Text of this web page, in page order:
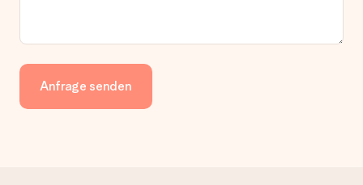
Anfrage senden